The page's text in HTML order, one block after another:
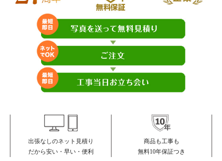
出張なしのネット見積り
だから安い・早い・便利
商品も工事も
無料10年保証つき